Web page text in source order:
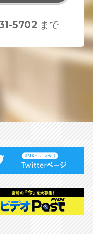
5702 まで